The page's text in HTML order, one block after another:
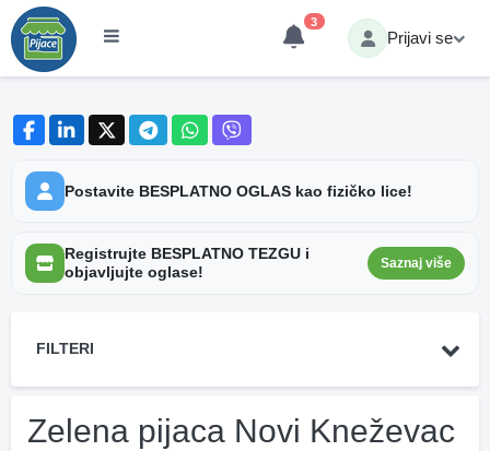
3
Prijavi se
Postavite BESPLATNO OGLAS kao fizičko lice!
Registrujte BESPLATNO TEZGU i
objavljujte oglase!
Saznaj više
FILTERI
Zelena pijaca Novi Kneževac